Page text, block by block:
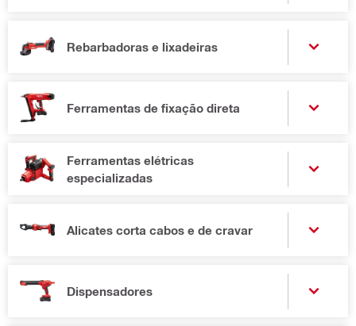
Rebarbadoras e lixadeiras
Ferramentas de fixação direta
Ferramentas elétricas
especializadas
Alicates corta cabos e de cravar
Dispensadores